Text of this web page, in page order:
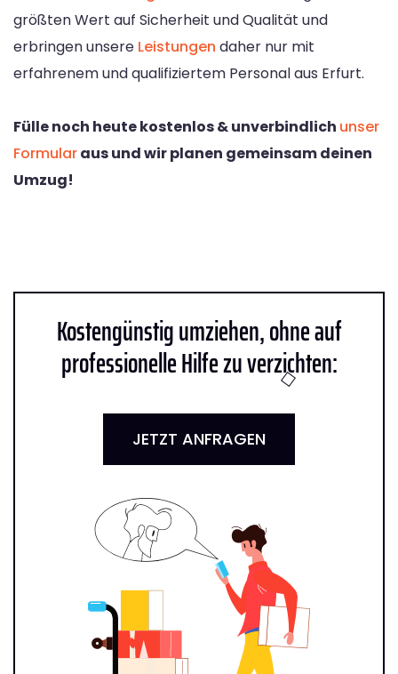
größten Wert auf Sicherheit und Qualität und
erbringen unsere Leistungen daher nur mit
erfahrenem und qualifiziertem Personal aus Erfurt.
Fülle noch heute kostenlos & unverbindlich unser
Formularaus und wir planen gemeinsam deinen
Umzug!
Kostengünstig umziehen, ohne auf
professionelle Hilfe zu verzichten:
JETZT ANFRAGEN